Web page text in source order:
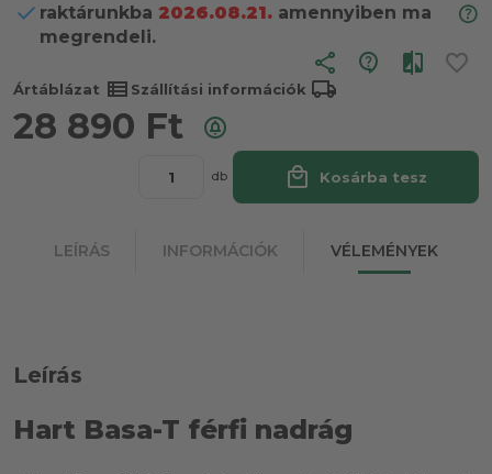
raktárunkba 2026.08.21. amennyiben ma
megrendeli.
share
Ártáblázat view_list Szállítási információk local_shipping
28 890 Ft
db local_mall Kosárba tesz
LEÍRÁS INFORMÁCIÓK VÉLEMÉNYEK
Leírás
Hart Basa-T férfi nadrág